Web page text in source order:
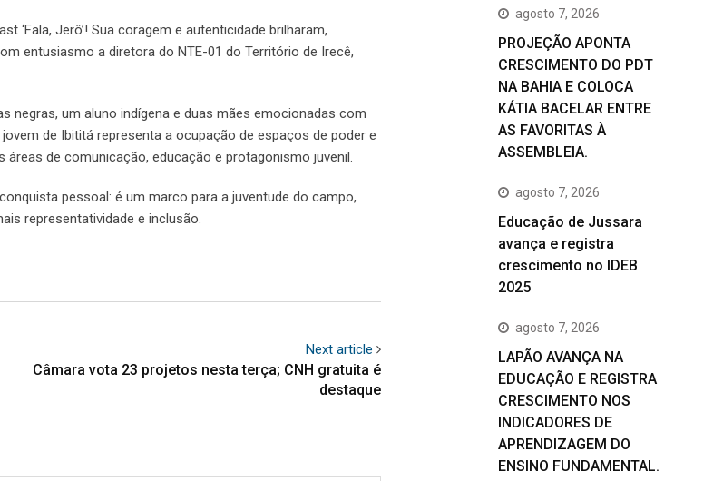
‘Fala, Jerô’! Sua coragem e autenticidade brilharam,
entusiasmo a diretora do NTE-01 do Território de Irecê,
negras, um aluno indígena e duas mães emocionadas com
de Ibititá representa a ocupação de espaços de poder e
de comunicação, educação e protagonismo juvenil.
pessoal: é um marco para a juventude do campo,
representatividade e inclusão.
Next article
Câmara vota 23 projetos nesta terça; CNH gratuita é
destaque
agosto 7, 2026
PROJEÇÃO APONTA
CRESCIMENTO DO PDT
NA BAHIA E COLOCA
KÁTIA BACELAR ENTRE
AS FAVORITAS À
ASSEMBLEIA.
agosto 7, 2026
Educação de Jussara
avança e registra
crescimento no IDEB
2025
agosto 7, 2026
LAPÃO AVANÇA NA
EDUCAÇÃO E REGISTRA
CRESCIMENTO NOS
INDICADORES DE
APRENDIZAGEM DO
ENSINO FUNDAMENTAL.